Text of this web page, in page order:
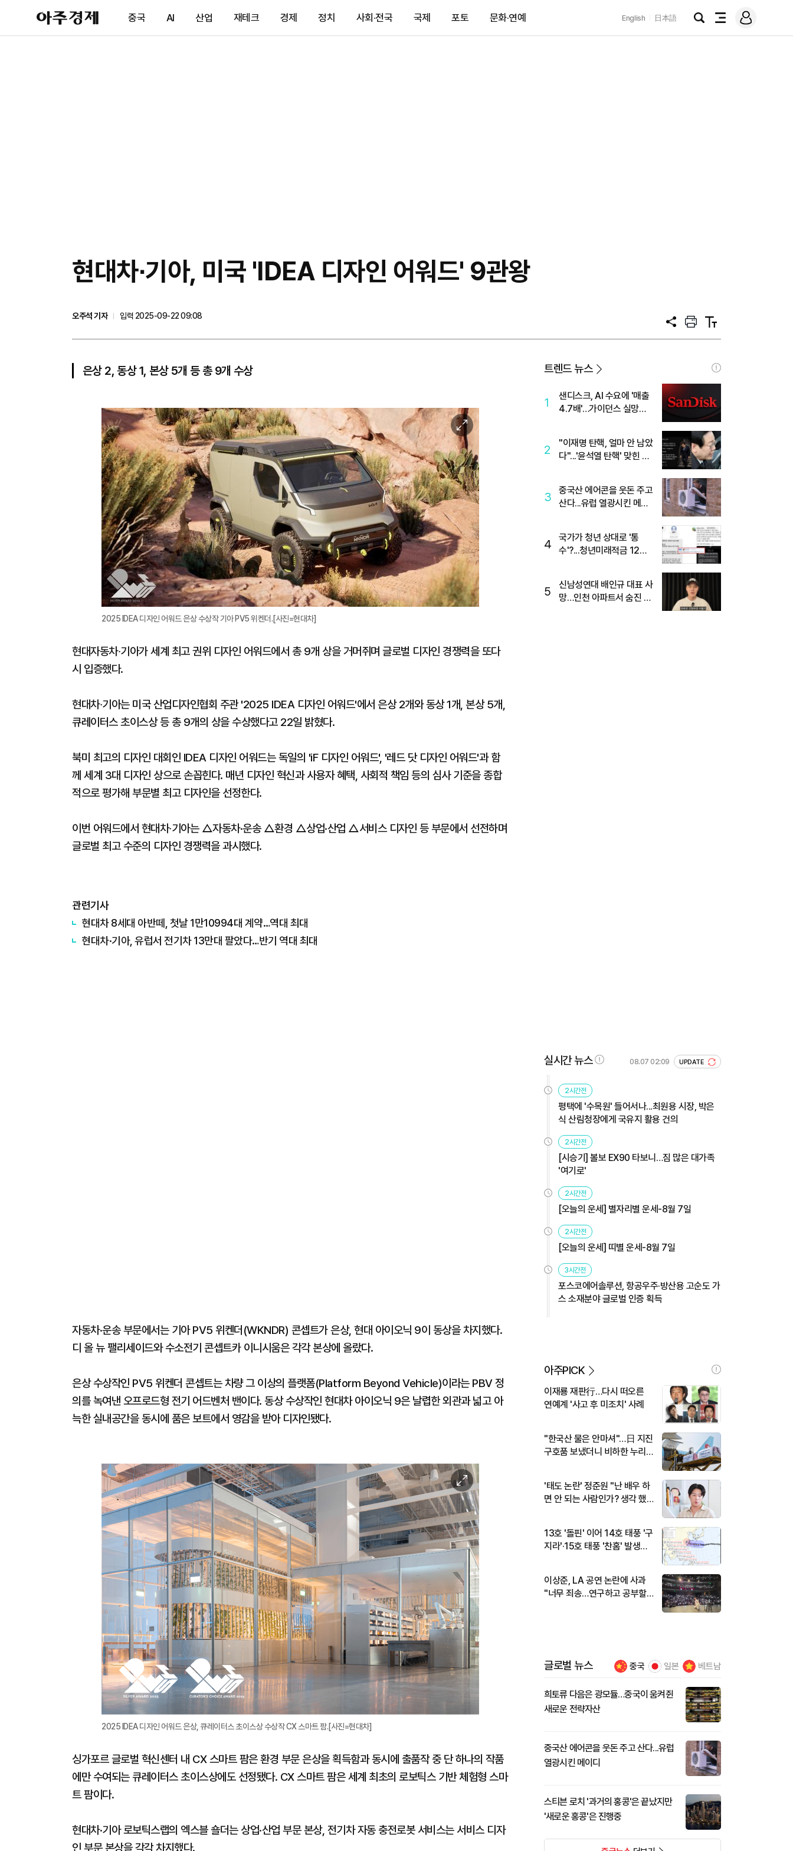
아
주
제
중국 AI 산업 재테크 경제 정치 사회·전국 국제 포토 문화·연예 English 日本語
검
전
메
그
현대차∙기아, 미국 'IDEA 디자인 어워드' 9관왕
오주석 기자
입력 2025-09-22 09:08
공
프
트
텍
트
은상 2, 동상 1, 본상 5개 등 총 9개 수상
이
미
지
확
대
2025 IDEA 디자인 어워드 은상 수상작 기아 PV5 위켄더.[사진=현대차]
현대자동차∙기아가 세계 최고 권위 디자인 어워드에서 총 9개 상을 거머쥐며 글로벌 디자인 경쟁력을 또다
시 입증했다.
현대차∙기아는 미국 산업디자인협회 주관 '2025 IDEA 디자인 어워드'에서 은상 2개와 동상 1개, 본상 5개,
큐레이터스 초이스상 등 총 9개의 상을 수상했다고 22일 밝혔다.
북미 최고의 디자인 대회인 IDEA 디자인 어워드는 독일의 'iF 디자인 어워드', '레드 닷 디자인 어워드'과 함
께 세계 3대 디자인 상으로 손꼽힌다. 매년 디자인 혁신과 사용자 혜택, 사회적 책임 등의 심사 기준을 종합
적으로 평가해 부문별 최고 디자인을 선정한다.
이번 어워드에서 현대차∙기아는 △자동차·운송 △환경 △상업·산업 △서비스 디자인 등 부문에서 선전하며
글로벌 최고 수준의 디자인 경쟁력을 과시했다.
관련기사
현대차 8세대 아반떼, 첫날 1만10994대 계약…역대 최대
현대차·기아, 유럽서 전기차 13만대 팔았다…반기 역대 최대
자동차·운송 부문에서는 기아 PV5 위켄더(WKNDR) 콘셉트가 은상, 현대 아이오닉 9이 동상을 차지했다.
디 올 뉴 팰리세이드와 수소전기 콘셉트카 이니시움은 각각 본상에 올랐다.
은상 수상작인 PV5 위켄더 콘셉트는 차량 그 이상의 플랫폼(Platform Beyond Vehicle)이라는 PBV 정
의를 녹여낸 오프로드형 전기 어드벤처 밴이다. 동상 수상작인 현대차 아이오닉 9은 날렵한 외관과 넓고 아
늑한 실내공간을 동시에 품은 보트에서 영감을 받아 디자인됐다.
이
미
지
확
대
2025 IDEA 디자인 어워드 은상, 큐레이터스 초이스상 수상작 CX 스마트 팜.[사진=현대차]
싱가포르 글로벌 혁신센터 내 CX 스마트 팜은 환경 부문 은상을 획득함과 동시에 출품작 중 단 하나의 작품
에만 수여되는 큐레이터스 초이스상에도 선정됐다. CX 스마트 팜은 세계 최초의 로보틱스 기반 체험형 스마
트 팜이다.
현대차·기아 로보틱스랩의 엑스블 숄더는 상업·산업 부문 본상, 전기차 자동 충전로봇 서비스는 서비스 디자
인 부문 본상을 각각 차지했다.
트렌드 뉴스
1
샌디스크, AI 수요에 '매출
4.7배'…가이던스 실망에
2
"이재명 탄핵, 얼마 안 남았
다"...'윤석열 탄핵' 맞힌 무
3
중국산 에어콘을 웃돈 주고
산다...유럽 열광시킨 메이
4
국가가 청년 상대로 '통
수'?...청년미래적금 12%
5
신남성연대 배인규 대표 사
망…인천 아파트서 숨진 채
실시간 뉴스 08.07 02:09 UPDATE
2시간전
평택에 '수목원' 들어서나...최원용 시장, 박은
식 산림청장에게 국유지 활용 건의
2시간전
[시승기] 볼보 EX90 타보니…짐 많은 대가족
'여기로'
2시간전
[오늘의 운세] 별자리별 운세-8월 7일
2시간전
[오늘의 운세] 띠별 운세-8월 7일
3시간전
포스코에어솔루션, 항공우주·방산용 고순도 가
스 소재분야 글로벌 인증 획득
아주PICK
이재룡 재판行…다시 떠오른
연예계 '사고 후 미조치' 사례
"한국산 물은 안마셔"…日 지진
구호품 보냈더니 비하한 누리
'태도 논란' 정준원 "난 배우 하
면 안 되는 사람인가? 생각 했
13호 '돌핀' 이어 14호 태풍 '구
지라'·15호 태풍 '찬홈' 발생…
이상준, LA 공연 논란에 사과
"너무 죄송…연구하고 공부할
글로벌 뉴스 중국 일본 베트남
희토류 다음은 광모듈…중국이 움켜쥔
새로운 전략자산
중국산 에어콘을 웃돈 주고 산다...유럽
열광시킨 메이디
스티븐 로치 '과거의 홍콩'은 끝났지만
'새로운 홍콩'은 진행중